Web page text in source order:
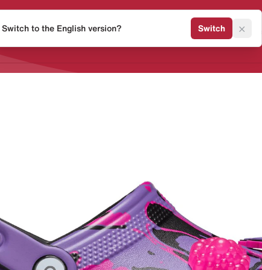
Release Kalender Sneaker
Switch to the English version? Switch ×